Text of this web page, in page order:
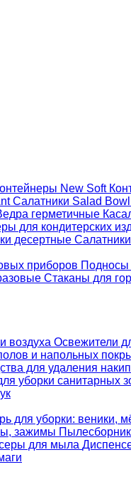
New Soft
Салатники Salad Bowl
герметичные
для кондитерских
десертные Салатники
приборов Подносы
Стаканы для
воздуха Освежители
и напольных
для удаления
уборки санитарных
для уборки: веники,
зажимы
для мыла